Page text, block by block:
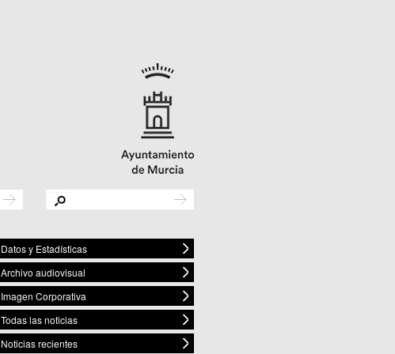
Datos y Estadísticas
Archivo audiovisual
Imagen Corporativa
Todas las noticias
Noticias recientes